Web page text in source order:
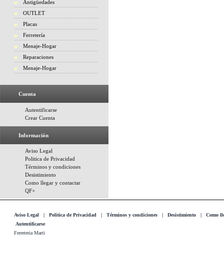
Antigüedades
OUTLET
Placas
Ferretería
Menaje-Hogar
Reparaciones
Menaje-Hogar
Cuenta
Autentificarse
Crear Cuenta
Información
Aviso Legal
Politica de Privacidad
Términos y condiciones
Desistimiento
Como llegar y contactar
QF+
Aviso Legal | Politica de Privacidad | Términos y condiciones | Desistimiento | Como
Autentificarse
Ferreteria Marti